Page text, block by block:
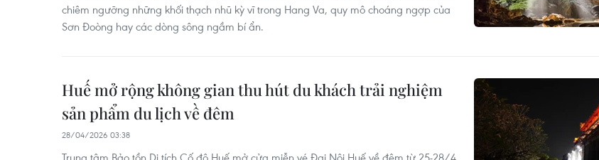
chiêm ngưỡng những khối thạch nhũ kỳ vĩ trong Hang Va, quy mô choáng ngợp của
Sơn Đoòng hay các dòng sông ngầm bí ẩn.
Huế mở rộng không gian thu hút du khách trải nghiệm
sản phẩm du lịch về đêm
28/04/2026 03:38
Trung tâm Bảo tồn Di tích Cố đô Huế mở cửa miễn vé Đại Nội Huế về đêm từ 25-28/4,